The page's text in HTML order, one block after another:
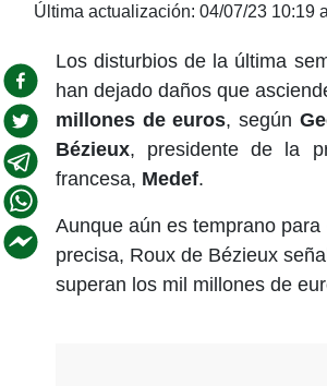
Última actualización: 04/07/23 10:19
Los disturbios de la última
han dejado daños que
millones de euros, según
Bézieux, presidente de la
francesa, Medef.
Aunque aún es temprano
precisa, Roux de Bézieux
superan los mil millones de